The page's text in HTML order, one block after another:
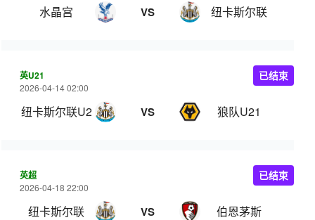
水晶宫 VS 纽卡斯尔联
英U21
2026-04-14 02:00
纽卡斯尔联U21 VS 狼队U21
已结束
英超
2026-04-18 22:00
纽卡斯尔联 VS 伯恩茅斯
已结束